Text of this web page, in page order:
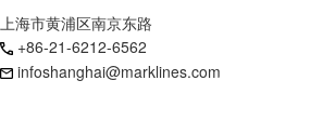
上海市黄浦区南京东路
+86-21-6212-6562
infoshanghai@marklines.com